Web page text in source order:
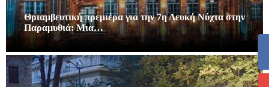
Θριαμβευτική πρεμιέρα για την 7η Λευκή Νύχτα στην
Παραμυθιά: Μια…